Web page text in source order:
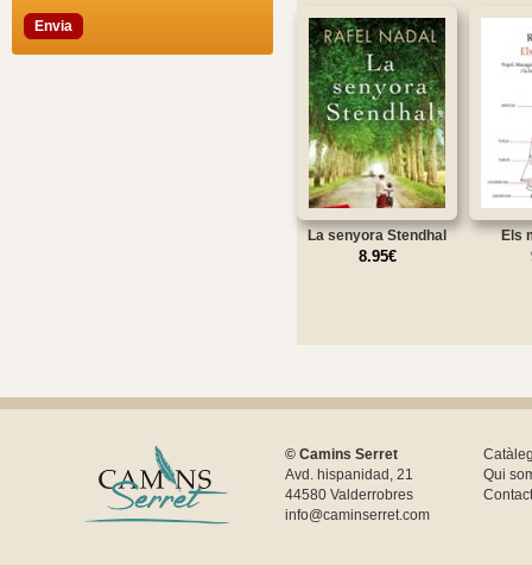
La senyora Stendhal
8.95€
Els
© Camins Serret
Avd. hispanidad, 21
44580 Valderrobres
info@caminserret.com
Qui